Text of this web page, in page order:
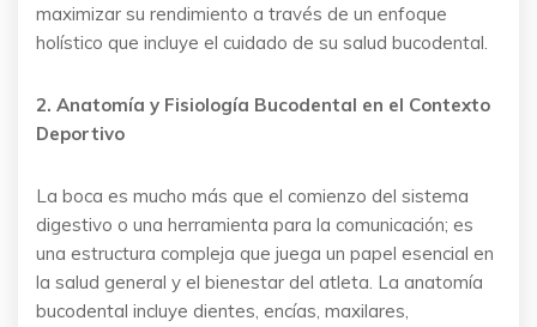
maximizar su rendimiento a través de un enfoque
holístico que incluye el cuidado de su salud bucodental.
2. Anatomía y Fisiología Bucodental en el Contexto
Deportivo
La boca es mucho más que el comienzo del sistema
digestivo o una herramienta para la comunicación; es
una estructura compleja que juega un papel esencial en
la salud general y el bienestar del atleta. La anatomía
bucodental incluye dientes, encías, maxilares,